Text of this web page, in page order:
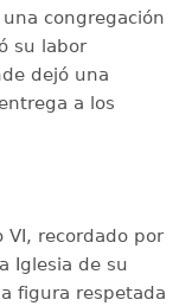
congregación
su labor
dejó una
a los
VI, recordado por
Iglesia de su
figura respetada